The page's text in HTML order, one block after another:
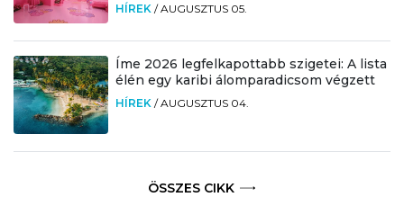
HÍREK /AUGUSZTUS 05.
Íme 2026 legfelkapottabb szigetei: A lista
élén egy karibi álomparadicsom végzett
HÍREK /AUGUSZTUS 04.
ÖSSZES CIKK